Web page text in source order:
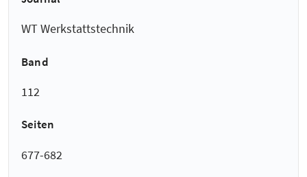
WT Werkstattstechnik
Band
112
Seiten
677-682